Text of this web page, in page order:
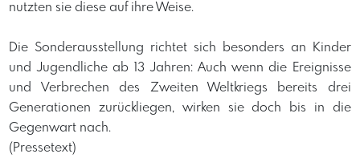
nutzten sie diese auf ihre Weise.
Die Sonderausstellung richtet sich besonders an Kinder
und Jugendliche ab 13 Jahren: Auch wenn die Ereignisse
und Verbrechen des Zweiten Weltkriegs bereits drei
Generationen zurückliegen, wirken sie doch bis in die
Gegenwart nach.
(Pressetext)